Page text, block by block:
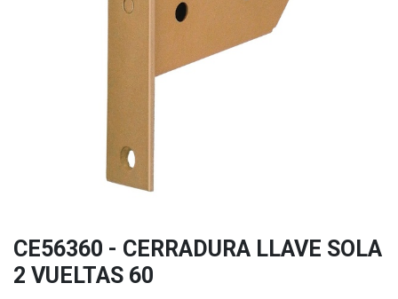
CE56360 - CERRADURA LLAVE SOLA
2 VUELTAS 60